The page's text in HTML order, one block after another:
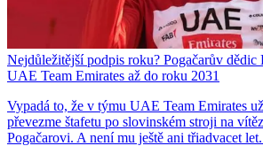
Nejdůležitější podpis roku? Pogačarův dědic
UAE Team Emirates až do roku 2031
Vypadá to, že v týmu UAE Team Emirates
převezme štafetu po slovinském stroji na
Pogačarovi. A není mu ještě ani třiadvacet